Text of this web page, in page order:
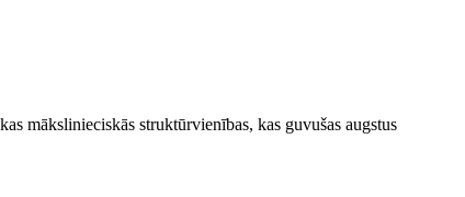
mākslinieciskās struktūrvienības, kas guvušas augstus